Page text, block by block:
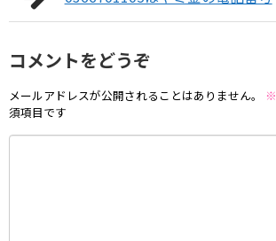
コメントをどうぞ
メールアドレスが公開されることはありません。 ※
須項目です